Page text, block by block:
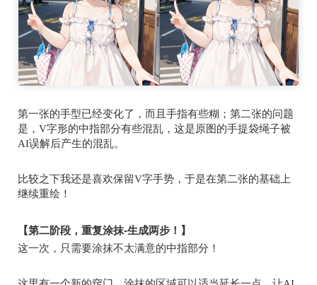
第一张的手型已经变化了，而且手指有些糊；第二张的问题
是， V字形的中指部分有些混乱，这是原图的手提袋绳子被
AI误解后产生的混乱。
比较之下我还是喜欢保留V字手势，于是在第二张的基础上
继续重绘！
【第二阶段，重复涂抹-生成两步！】
这一次，只需要涂抹不太满意的中指部分！